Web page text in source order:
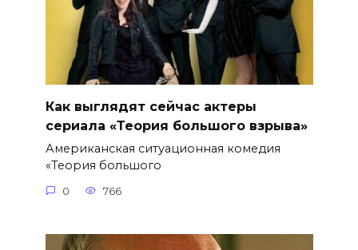
Как выглядят сейчас актеры
сериала «Теория большого взрыва»
Американская ситуационная комедия
«Теория большого
0 766